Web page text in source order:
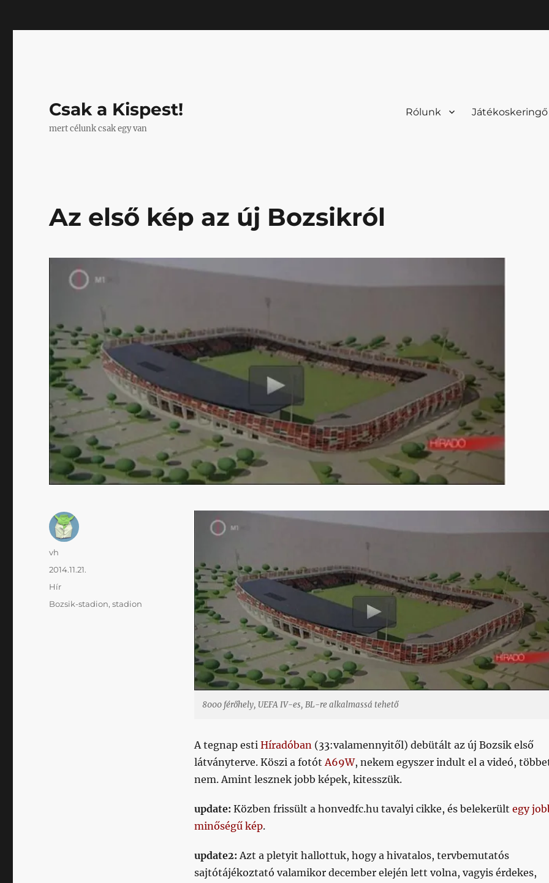
Csak a Kispest!
mert célunk csak egy van
Rólunk Játékoskeringő
Az első kép az új Bozsikról
8000 férőhely, UEFA IV-es, BL-re alkalmassá tehető
A tegnap esti Híradóban(33:valamennyitől) debütált az új Bozsik első
látványterve. Köszi a fotótA69W, nekem egyszer indult el a videó,
nem. Amint lesznek jobb képek, kitesszük.
update: Közben frissült a honvedfc.hu tavalyi cikke, és belekerült egy
minőségű kép.
update2:Azt a pletyit hallottuk, hogy a hivatalos, tervbemutatós
sajtótájékoztató valamikor december elején lett volna, vagyis érdekes,
Szerző
vh
Közzétéve
2014.11.21.
Kategória
Hír
Címke
Bozsik-stadion,stadion